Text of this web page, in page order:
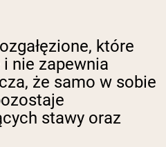
które
nie zapewnia
że samo w sobie
stawy oraz